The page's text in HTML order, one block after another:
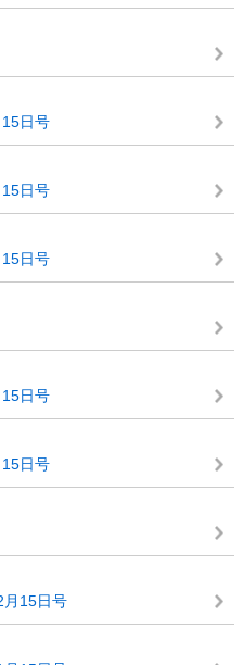
日号
日号
日号
日号
日号
月15日号